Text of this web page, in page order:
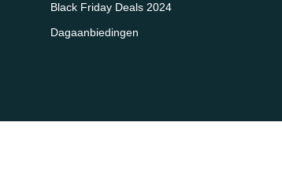
Black Friday Deals 2024
Dagaanbiedingen